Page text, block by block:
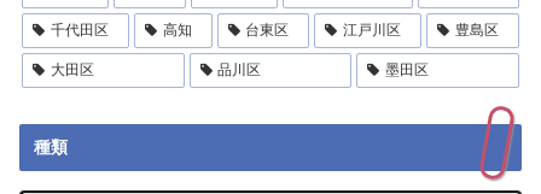
千代田区 高知 台東区 江戸川区 豊島区
大田区 品川区 墨田区
種類